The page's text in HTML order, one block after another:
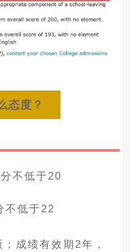
态度？
不低于20
不低于22
成绩有效期2年，